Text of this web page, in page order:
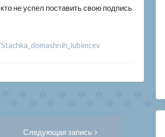
не успел поставить свою подпись
Следующая запись